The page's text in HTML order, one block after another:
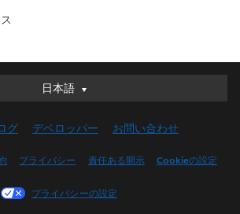
日本語
日本語
English (UK)
Français (Canada)
グ デベロッパー お問い合わせ
プライバシー 責任ある開示 Cookieの設定
プライバシーの設定